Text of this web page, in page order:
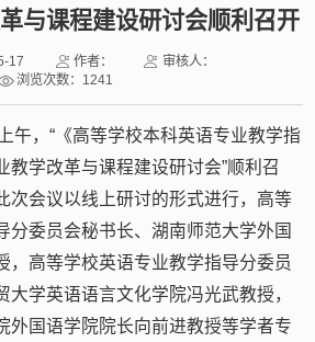
与课程建设研讨会顺利召开
17 作者：
审核人：
浏览次数： 1241
午，“《高等学校本科英语专业教学指
教学改革与课程建设研讨会”顺利召
次会议以线上研讨的形式进行，高等
分委员会秘书长、湖南师范大学外国
，高等学校英语专业教学指导分委员
大学英语语言文化学院冯光武教授，
外国语学院院长向前进教授等学者专